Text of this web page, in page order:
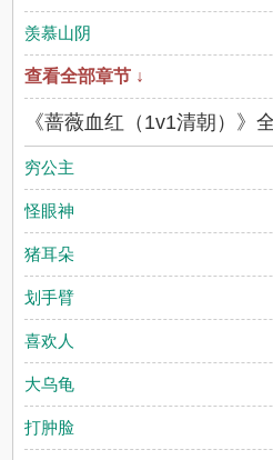
羡慕山阴
查看全部章节 ↓
《蔷薇血红（1v1清朝）》
穷公主
怪眼神
猪耳朵
划手臂
喜欢人
大乌龟
打肿脸